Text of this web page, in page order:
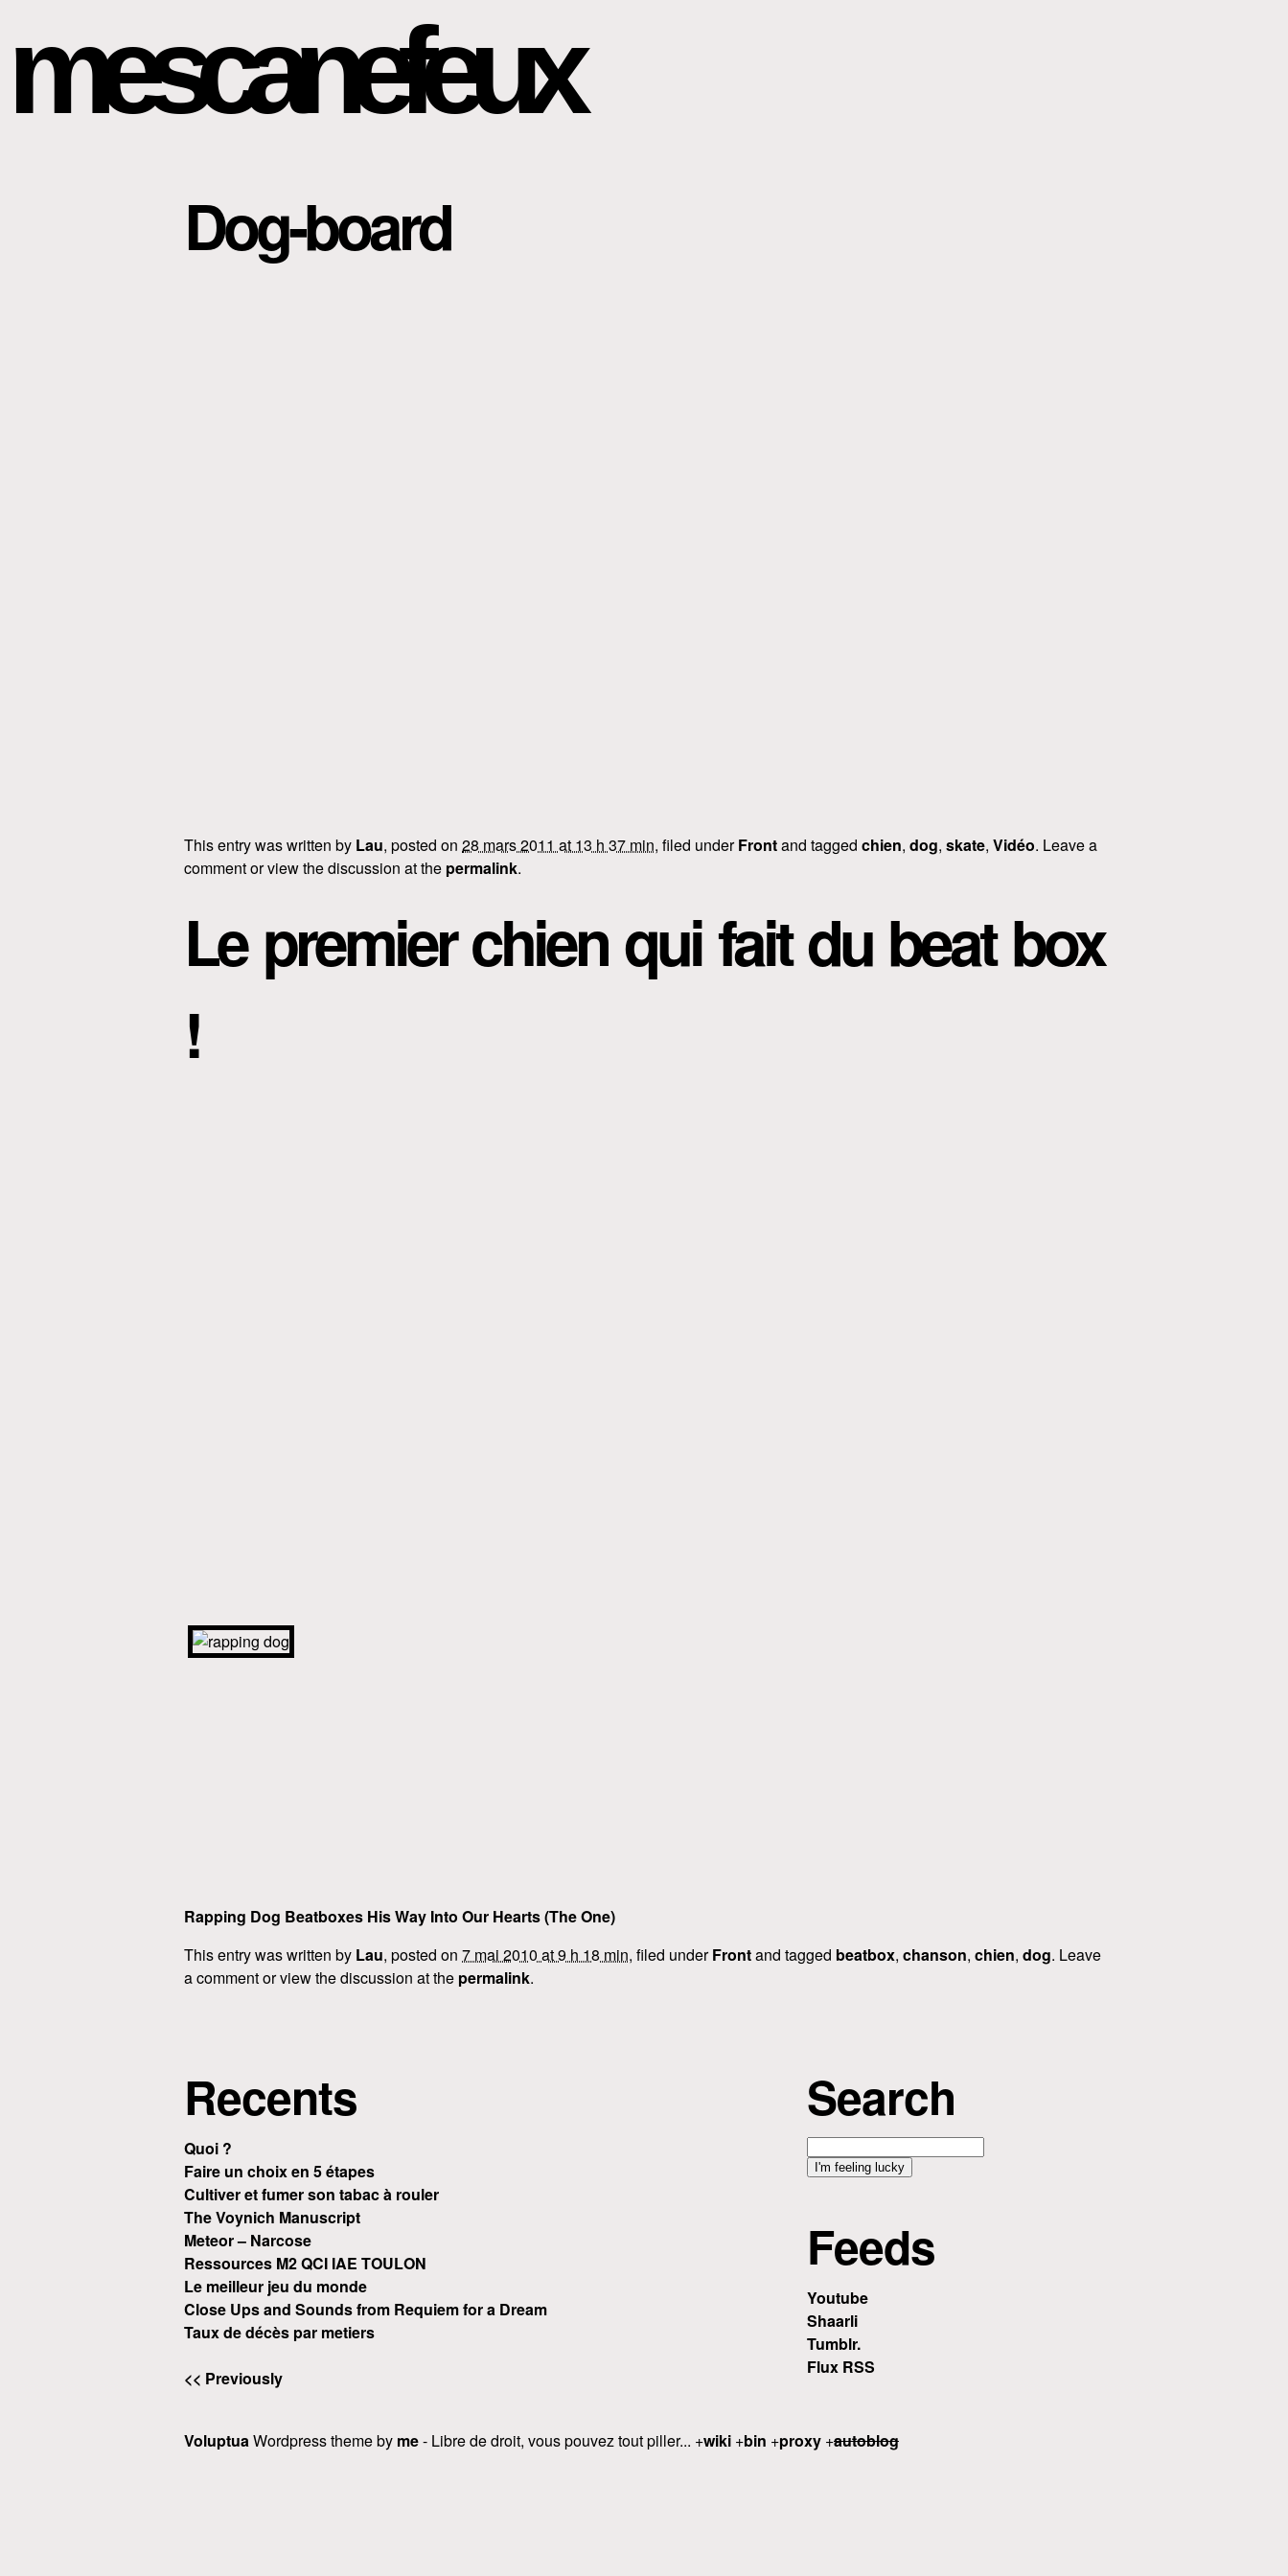
mescanefeux
Dog-board
This entry was written by Lau, posted on 28 mars 2011 at 13 h 37 min, filed underFrontand tagged chien, dog, skate, Vidéo. Leave a
comment or view the discussion at the permalink.
Le premier chien qui fait du beat box
!
Rapping Dog Beatboxes His Way Into Our Hearts (The One)
This entry was written by Lau, posted on 7 mai 2010 at 9 h 18 min, filed underFrontand tagged beatbox, chanson, chien, dog. Leave
a comment or view the discussion at the permalink.
Search
Feeds
Youtube
Shaarli
Tumblr.
Flux RSS
Recents
Quoi ?
Faire un choix en 5 étapes
Cultiver et fumer son tabac à rouler
The Voynich Manuscript
Meteor – Narcose
Ressources M2 QCI IAE TOULON
Le meilleur jeu du monde
Close Ups and Sounds from Requiem for a Dream
Taux de décès par metiers
<< Previously
VoluptuaWordpress theme by me- Libre de droit, vous pouvez tout piller... +wiki +bin +proxy +autoblog